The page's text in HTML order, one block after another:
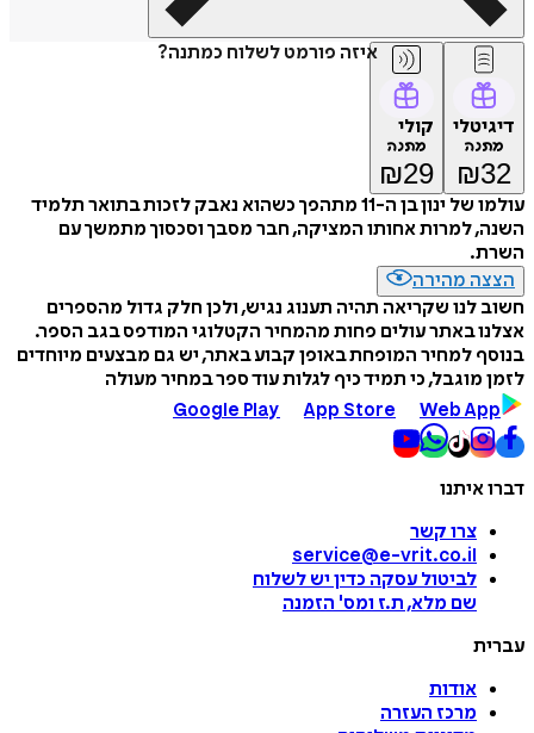
איזה פורמט לשלוח כמתנה?
דיגיטלי
מתנה
₪32
קולי
מתנה
₪29
עולמו של ינון בן ה-11 מתהפך כשהוא נאבק לזכות בתואר תלמיד
השנה, למרות אחותו המציקה, חבר מסבך וסכסוך מתמשך עם
השרת.
הצצה מהירה
חשוב לנו שקריאה תהיה תענוג נגיש, ולכן חלק גדול מהספרים
אצלנו באתר עולים פחות מהמחיר הקטלוגי המודפס בגב הספר.
בנוסף למחיר המופחת באופן קבוע באתר, יש גם מבצעים מיוחדים
לזמן מוגבל, כי תמיד כיף לגלות עוד ספר במחיר מעולה
Google Play
App Store Web App
דברו איתנו
צרו קשר
service@e-vrit.co.il
לביטול עסקה כדין יש לשלוח
שם מלא, ת.ז ומס' הזמנה
עברית
אודות
מרכז העזרה